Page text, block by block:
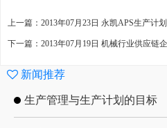
上一篇：2013年07月23日 永凯APS生产计
下一篇：2013年07月19日 机械行业供应链
新闻推荐
生产管理与生产计划的目标